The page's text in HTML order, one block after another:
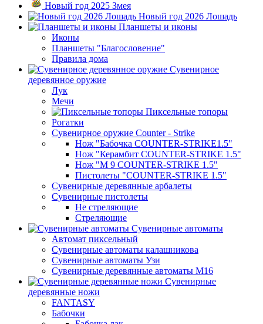
Новый год 2025 Змея
Новый год 2026 Лошадь
Планшеты и иконы
Иконы
Планшеты "Благословение"
Правила дома
Сувенирное
деревянное оружие
Лук
Мечи
Пиксельные топоры
Рогатки
Сувенирное оружие Counter - Strike
Нож "Бабочка COUNTER-STRIKE1.5"
Нож "Керамбит COUNTER-STRIKE 1.5"
Нож "М 9 COUNTER-STRIKE 1.5"
Пистолеты "COUNTER-STRIKE 1.5"
Сувенирные деревянные арбалеты
Сувенирные пистолеты
Не стреляющие
Стреляющие
Сувенирные автоматы
Автомат пиксельный
Сувенирные автоматы калашникова
Сувенирные автоматы Узи
Сувенирные деревянные автоматы М16
Сувенирные
деревянные ножи
FANTASY
Бабочки